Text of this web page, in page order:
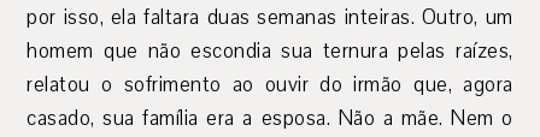
por isso, ela faltara duas semanas inteiras. Outro, um
homem que não escondia sua ternura pelas raízes,
relatou o sofrimento ao ouvir do irmão que, agora
casado, sua família era a esposa. Não a mãe. Nem o